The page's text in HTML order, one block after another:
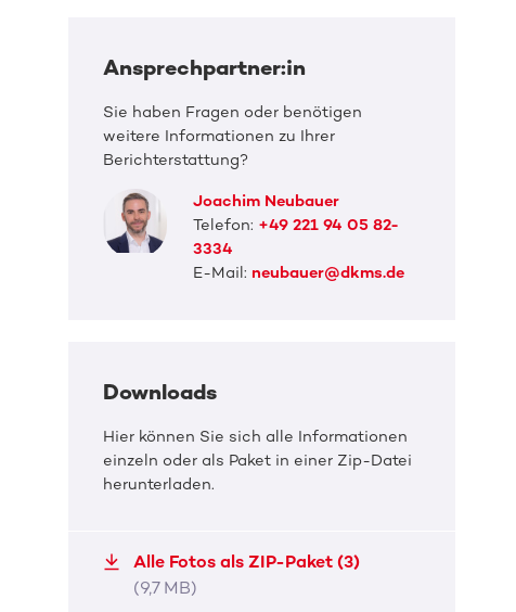
DKMS Pressefoto
Charity-Partner dabei
Carolin beim Wandern mit Hund Fiete.
Ansprechpartner:in
Sie haben Fragen oder benötigen
weitere Informationen zu Ihrer
Berichterstattung?
Joachim Neubauer
Telefon: +49 221 94 05 82-
3334
E-Mail: neubauer@dkms.de
Downloads
Hier können Sie sich alle Informationen
einzeln oder als Paket in einer Zip-Datei
herunterladen.
Alle Fotos als ZIP-Paket (3)
(9,7 MB)